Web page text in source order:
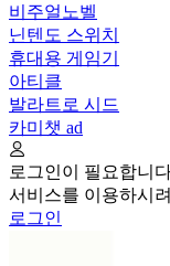
비주얼노벨
닌텐도 스위치
휴대용 게임기
아티클
발라트로 시드
카미챗 ad
로그인이 필요합니
서비스를 이용하시
로그인